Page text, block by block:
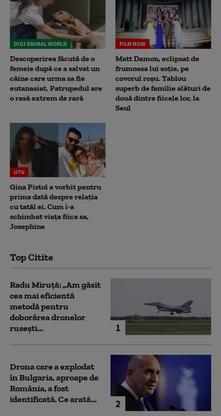
DIGI ANIMAL WORLD
Descoperirea făcută de o
femeie după ce a salvat un
câine care urma sa fie
eutanasiat. Patrupedul are
o rasă extrem de rară
FILM NOW
Matt Damon, eclipsat de
frumoasa lui soție, pe
covorul roșu. Tablou
superb de familie alături de
două dintre fiicele lor, la
Seul
UTV
Gina Pistol a vorbit pentru
prima dată despre relația
cu tatăl ei. Cum i-a
schimbat viața fiica sa,
Josephine
Top Citite
1
Radu Miruță: „Am găsit
cea mai eficientă
metodă pentru
doborârea dronelor
rusești...
2
Drona care a explodat
în Bulgaria, aproape de
România, a fost
identificată. Ce arată...